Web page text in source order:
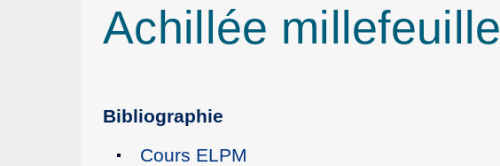
Achillée millefeuille
Bibliographie
Cours ELPM